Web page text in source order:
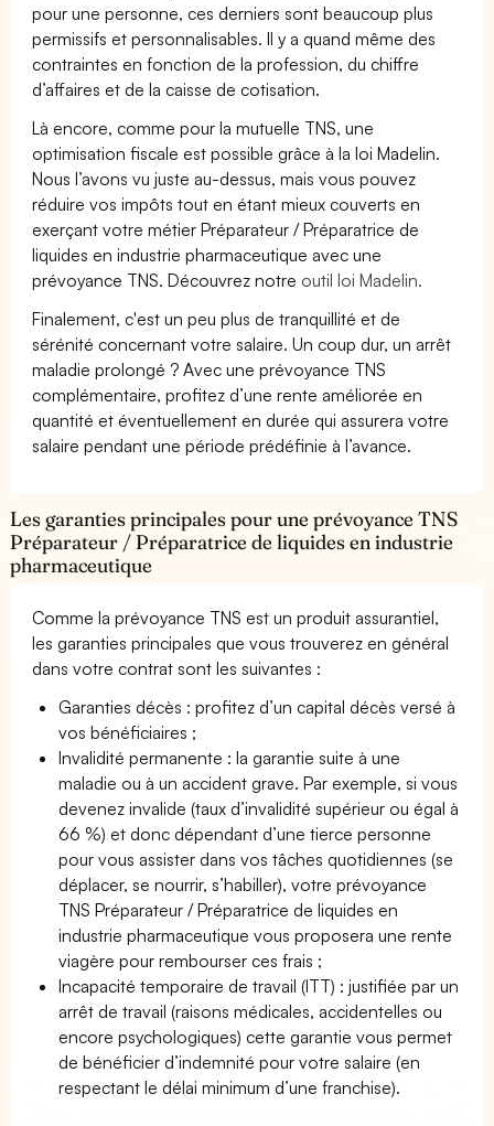
pour une personne, ces derniers sont beaucoup plus
permissifs et personnalisables. Il y a quand même des
contraintes en fonction de la profession, du chiffre
d’affaires et de la caisse de cotisation.
Là encore, comme pour la mutuelle TNS, une
optimisation fiscale est possible grâce à la loi Madelin.
Nous l’avons vu juste au-dessus, mais vous pouvez
réduire vos impôts tout en étant mieux couverts en
exerçant votre métier Préparateur / Préparatrice de
liquides en industrie pharmaceutique avec une
prévoyance TNS. Découvrez notre outil loi Madelin.
Finalement, c'est un peu plus de tranquillité et de
sérénité concernant votre salaire. Un coup dur, un arrêt
maladie prolongé ? Avec une prévoyance TNS
complémentaire, profitez d’une rente améliorée en
quantité et éventuellement en durée qui assurera votre
salaire pendant une période prédéfinie à l’avance.
Les garanties principales pour une prévoyance TNS
Préparateur / Préparatrice de liquides en industrie
pharmaceutique
Comme la prévoyance TNS est un produit assurantiel,
les garanties principales que vous trouverez en général
dans votre contrat sont les suivantes :
Garanties décès : profitez d’un capital décès versé à
vos bénéficiaires ;
Invalidité permanente : la garantie suite à une
maladie ou à un accident grave. Par exemple, si vous
devenez invalide (taux d’invalidité supérieur ou égal à
66 %) et donc dépendant d’une tierce personne
pour vous assister dans vos tâches quotidiennes (se
déplacer, se nourrir, s’habiller), votre prévoyance
TNS Préparateur / Préparatrice de liquides en
industrie pharmaceutique vous proposera une rente
viagère pour rembourser ces frais ;
Incapacité temporaire de travail (ITT) : justifiée par un
arrêt de travail (raisons médicales, accidentelles ou
encore psychologiques) cette garantie vous permet
de bénéficier d’indemnité pour votre salaire (en
respectant le délai minimum d’une franchise).